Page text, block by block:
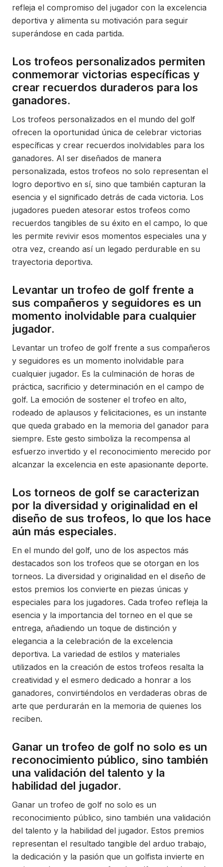
refleja el compromiso del jugador con la excelencia
deportiva y alimenta su motivación para seguir
superándose en cada partida.
Los trofeos personalizados permiten
conmemorar victorias específicas y
crear recuerdos duraderos para los
ganadores.
Los trofeos personalizados en el mundo del golf
ofrecen la oportunidad única de celebrar victorias
específicas y crear recuerdos inolvidables para los
ganadores. Al ser diseñados de manera
personalizada, estos trofeos no solo representan el
logro deportivo en sí, sino que también capturan la
esencia y el significado detrás de cada victoria. Los
jugadores pueden atesorar estos trofeos como
recuerdos tangibles de su éxito en el campo, lo que
les permite revivir esos momentos especiales una y
otra vez, creando así un legado perdurable en su
trayectoria deportiva.
Levantar un trofeo de golf frente a
sus compañeros y seguidores es un
momento inolvidable para cualquier
jugador.
Levantar un trofeo de golf frente a sus compañeros
y seguidores es un momento inolvidable para
cualquier jugador. Es la culminación de horas de
práctica, sacrificio y determinación en el campo de
golf. La emoción de sostener el trofeo en alto,
rodeado de aplausos y felicitaciones, es un instante
que queda grabado en la memoria del ganador para
siempre. Este gesto simboliza la recompensa al
esfuerzo invertido y el reconocimiento merecido por
alcanzar la excelencia en este apasionante deporte.
Los torneos de golf se caracterizan
por la diversidad y originalidad en el
diseño de sus trofeos, lo que los hace
aún más especiales.
En el mundo del golf, uno de los aspectos más
destacados son los trofeos que se otorgan en los
torneos. La diversidad y originalidad en el diseño de
estos premios los convierte en piezas únicas y
especiales para los jugadores. Cada trofeo refleja la
esencia y la importancia del torneo en el que se
entrega, añadiendo un toque de distinción y
elegancia a la celebración de la excelencia
deportiva. La variedad de estilos y materiales
utilizados en la creación de estos trofeos resalta la
creatividad y el esmero dedicado a honrar a los
ganadores, convirtiéndolos en verdaderas obras de
arte que perdurarán en la memoria de quienes los
reciben.
Ganar un trofeo de golf no solo es un
reconocimiento público, sino también
una validación del talento y la
habilidad del jugador.
Ganar un trofeo de golf no solo es un
reconocimiento público, sino también una validación
del talento y la habilidad del jugador. Estos premios
representan el resultado tangible del arduo trabajo,
la dedicación y la pasión que un golfista invierte en